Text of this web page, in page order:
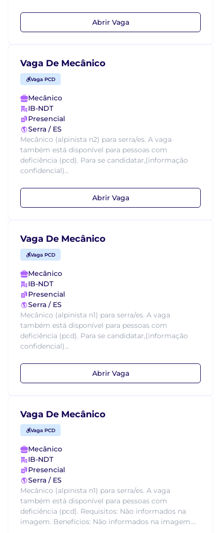
Abrir Vaga
Vaga De Mecânico
Vaga PCD
Mecânico
IB-NDT
Presencial
Serra / ES
Mecânico (alpinista n2) para serra/es. A vaga
também está disponível para pessoas com
deficiência (pcd). Para se candidatar,(informação
confidencial)...
Abrir Vaga
Vaga De Mecânico
Vaga PCD
Mecânico
IB-NDT
Presencial
Serra / ES
Mecânico (alpinista n1) para serra/es. A vaga
também está disponível para pessoas com
deficiência (pcd). Para se candidatar,(informação
confidencial)...
Abrir Vaga
Vaga De Mecânico
Vaga PCD
Mecânico
IB-NDT
Presencial
Serra / ES
Mecânico (alpinista n1) para serra/es. A vaga
também está disponível para pessoas com
deficiência (pcd). Requisitos: Não informados na
imagem. Benefícios: Não informados na imagem....